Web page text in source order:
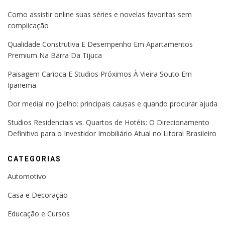
Como assistir online suas séries e novelas favoritas sem
complicação
Qualidade Construtiva E Desempenho Em Apartamentos
Premium Na Barra Da Tijuca
Paisagem Carioca E Studios Próximos À Vieira Souto Em
Ipanema
Dor medial no joelho: principais causas e quando procurar ajuda
Studios Residenciais vs. Quartos de Hotéis: O Direcionamento
Definitivo para o Investidor Imobiliário Atual no Litoral Brasileiro
CATEGORIAS
Automotivo
Casa e Decoração
Educação e Cursos